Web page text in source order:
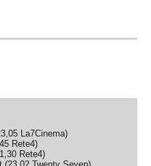
La7Cinema)
Rete4)
Rete4)